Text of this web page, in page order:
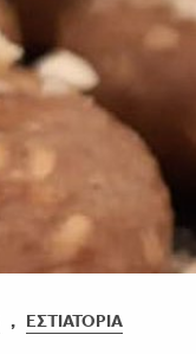
, ΕΣΤΙΑΤΌΡΙΑ